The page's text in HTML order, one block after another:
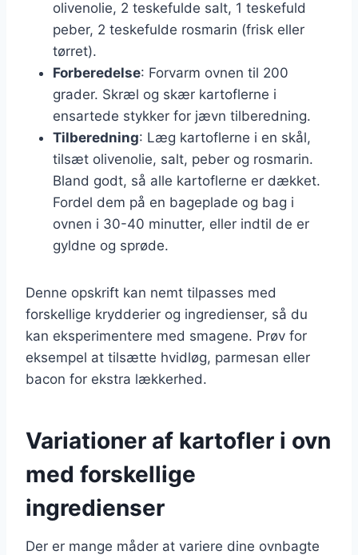
olivenolie, 2 teskefulde salt, 1 teskefuld
peber, 2 teskefulde rosmarin (frisk eller
tørret).
Forberedelse: Forvarm ovnen til 200
grader. Skræl og skær kartoflerne i
ensartede stykker for jævn tilberedning.
Tilberedning: Læg kartoflerne i en skål,
tilsæt olivenolie, salt, peber og rosmarin.
Bland godt, så alle kartoflerne er dækket.
Fordel dem på en bageplade og bag i
ovnen i 30-40 minutter, eller indtil de er
gyldne og sprøde.
Denne opskrift kan nemt tilpasses med
forskellige krydderier og ingredienser, så du
kan eksperimentere med smagene. Prøv for
eksempel at tilsætte hvidløg, parmesan eller
bacon for ekstra lækkerhed.
Variationer af kartofler i ovn
med forskellige
ingredienser
Der er mange måder at variere dine ovnbagte